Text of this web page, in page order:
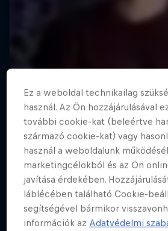
Ez a weboldal technikailag
használ. Az Ön hozzájárulásával
további cookie-kat (beleértve
származó cookie-kat) vagy
használ a weboldalunk
marketingcélokból és az Ön
javítása érdekében.
láblécében található Cookie-
segítségével bármikor
információk az Adatvédelmi